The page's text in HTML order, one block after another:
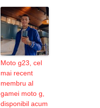
Moto g23, cel
mai recent
membru al
gamei moto g,
disponibil acum